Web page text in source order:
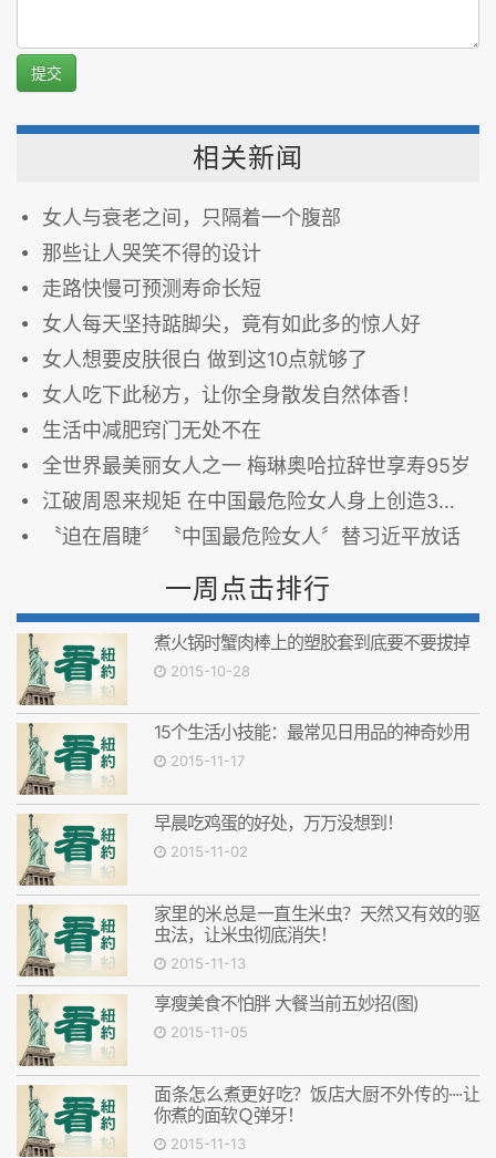
提交
相关新闻
女人与衰老之间，只隔着一个腹部
那些让人哭笑不得的设计
走路快慢可预测寿命长短
女人每天坚持踮脚尖，竟有如此多的惊人好
女人想要皮肤很白 做到这10点就够了
女人吃下此秘方，让你全身散发自然体香！
生活中减肥窍门无处不在
全世界最美丽女人之一 梅琳奥哈拉辞世享寿95岁
江破周恩来规矩 在中国最危险女人身上创造3个第1
〝迫在眉睫〞〝中国最危险女人〞替习近平放话
一周点击排行
煮火锅时蟹肉棒上的塑胶套到底要不要拔掉
2015-10-28
15个生活小技能：最常见日用品的神奇妙用
2015-11-17
早晨吃鸡蛋的好处，万万没想到！
2015-11-02
家里的米总是一直生米虫？天然又有效的驱
虫法，让米虫彻底消失！
2015-11-13
享瘦美食不怕胖 大餐当前五妙招(图)
2015-11-05
面条怎么煮更好吃？饭店大厨不外传的····让
你煮的面软Ｑ弹牙！
2015-11-13